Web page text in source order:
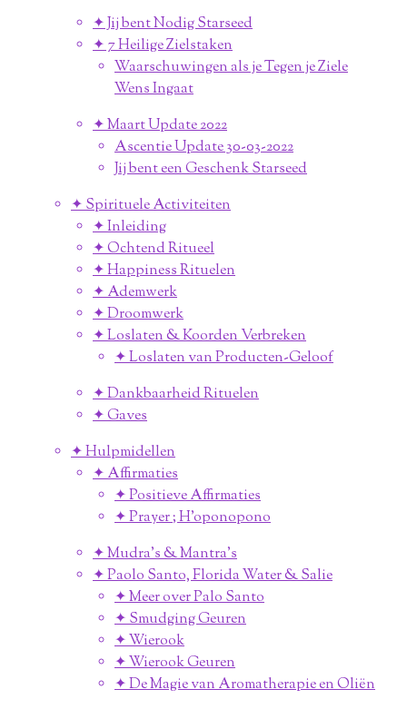
✦ Jij bent Nodig Starseed
✦ 7 Heilige Zielstaken
Waarschuwingen als je Tegen je Ziele
Wens Ingaat
✦ Maart Update 2022
Ascentie Update 30-03-2022
Jij bent een Geschenk Starseed
✦ Spirituele Activiteiten
✦ Inleiding
✦ Ochtend Ritueel
✦ Happiness Rituelen
✦ Ademwerk
✦ Droomwerk
✦ Loslaten & Koorden Verbreken
✦ Loslaten van Producten-Geloof
✦ Dankbaarheid Rituelen
✦ Gaves
✦ Hulpmidellen
✦ Affirmaties
✦ Positieve Affirmaties
✦ Prayer ; H'oponopono
✦ Mudra's & Mantra's
✦ Paolo Santo, Florida Water & Salie
✦ Meer over Palo Santo
✦ Smudging Geuren
✦ Wierook
✦ Wierook Geuren
✦ De Magie van Aromatherapie en Oliën